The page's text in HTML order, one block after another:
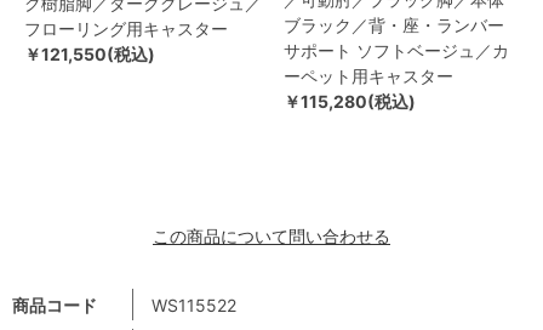
商品コード WS115522
フローリング用キャスター
￥121,550(税込)
ブラック／背・座・ランバー
サポート ソフトベージュ／カ
ーペット用キャスター
￥115,280(税込)
この商品について問い合わせる